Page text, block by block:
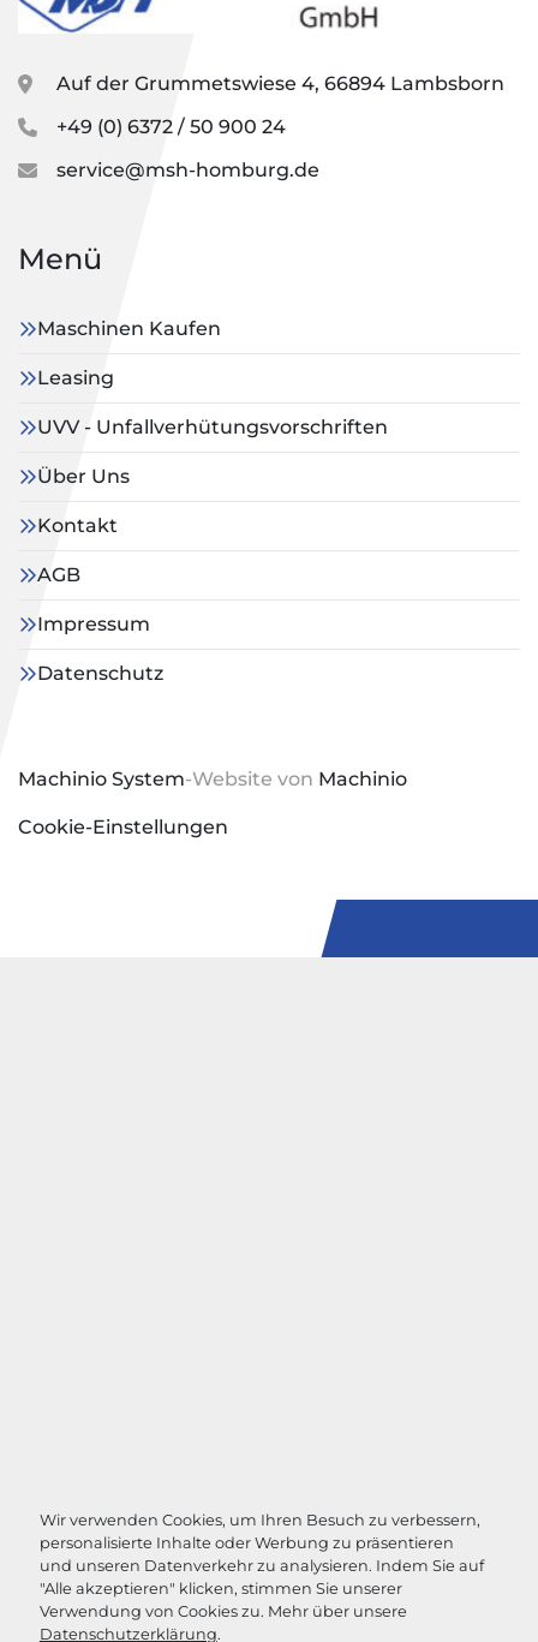
Wir verwenden Cookies, um Ihren Besuch zu verbessern,
personalisierte Inhalte oder Werbung zu präsentieren
und unseren Datenverkehr zu analysieren. Indem Sie auf
"Alle akzeptieren" klicken, stimmen Sie unserer
Verwendung von Cookies zu. Mehr über unsere
Datenschutzerklärung.
Auf der Grummetswiese 4, 66894 Lambsborn
+49 (0) 6372 / 50 900 24
service@msh-homburg.de
Menü
Maschinen Kaufen
Leasing
UVV - Unfallverhütungsvorschriften
Über Uns
Kontakt
AGB
Impressum
Datenschutz
Machinio System-Website von Machinio
Cookie-Einstellungen